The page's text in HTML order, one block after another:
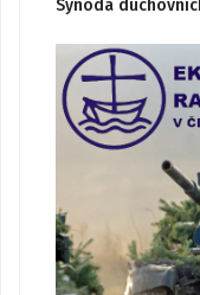
Synoda